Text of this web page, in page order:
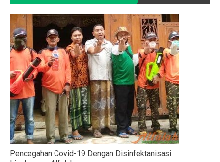
Pencegahan Covid-19 Dengan Disinfektanisasi
Lingkungan Alfalah